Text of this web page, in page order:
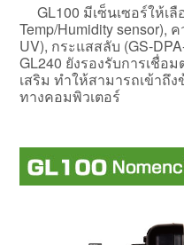
GL100 มีเซ็นเซอร์ให้เ
Temp/Humidity sensor),
UV), กระแสสลับ (GS-
GL240 ยังรองรับการเชื่อ
เสริม ทำให้สามารถเข้า
ทางคอมพิวเตอร์